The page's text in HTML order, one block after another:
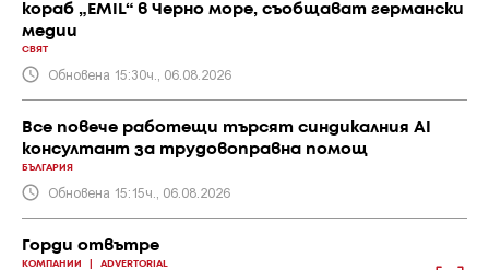
кораб „EMIL“ в Черно море, съобщават германски
медии
СВЯТ
Обновена 15:30ч., 06.08.2026
Все повече работещи търсят синдикалния AI
консултант за трудовоправна помощ
БЪЛГАРИЯ
Обновена 15:15ч., 06.08.2026
Горди отвътре
КОМПАНИИ ADVERTORIAL